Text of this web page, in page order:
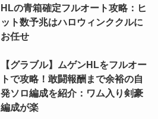
HLの青箱確定フルオート攻略：ヒ
ット数予兆はハロウィンククルに
お任せ
【グラブル】ムゲンHLをフルオー
トで攻略！敢闘報酬まで余裕の自
発ソロ編成を紹介：ワム入り剣豪
編成が楽